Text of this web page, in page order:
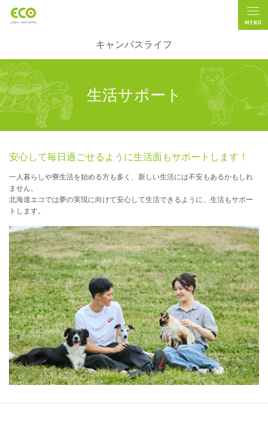
MENU
キャンパスライフ
生活サポート
安心して毎日過ごせるように生活面もサポートします！
一人暮らしや寮生活を始める方も多く、 新しい生活には不安もあるかもしれ
ません。
北海道エコでは夢の実現に向けて安心して生活できるように、 生活もサポー
トします。